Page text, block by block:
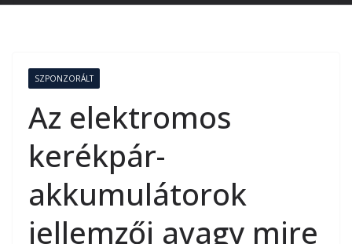
SZPONZORÁLT
Az elektromos
kerékpár-
akkumulátorok
jellemzői avagy mire